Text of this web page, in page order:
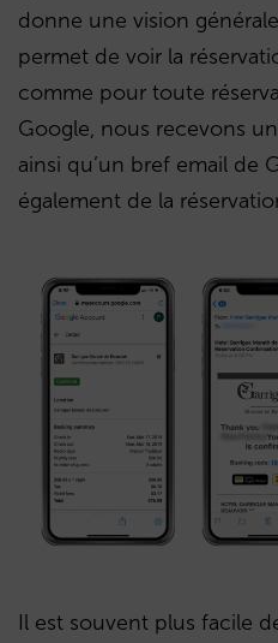
donne une vision
permet de voir la
comme pour toute
Google, nous recevons
ainsi qu’un bref email de
également de la
Il est souvent plus facile